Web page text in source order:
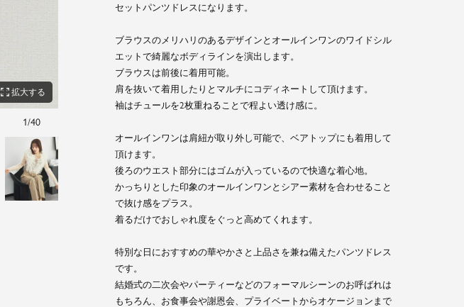
zoom_out_map 拡大する
1/40
セットパンツドレスになります。
ブラウスのメリハリのあるデザインとオールインワンのワイドシル
エットで綺麗なボディラインを演出します。
ブラウスは前後に着用可能。
肩を抜いて着用したりとマルチにコディネートして頂けます。
袖はチュールを2枚重ねることで程よい透け感に。
オールインワンは肩紐が取り外し可能で、ベアトップにも着用して
頂けます。
後ろのウエスト部分にはゴムが入っているので快適な着心地。
かっちりとした印象のオールインワンとシアー素材を合わせること
で抜け感をプラス。
着るだけでおしゃれ度をぐっと高めてくれます。
特別な日におすすめの華やかさと上品さを兼ね備えたパンツドレス
です。
結婚式の二次会やパーティーなどのフォーマルシーンのお呼ばれは
もちろん、お食事会や謝恩会、プライベートからオケージョンまで